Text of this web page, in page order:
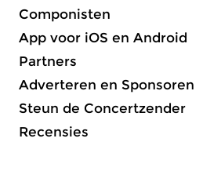
Componisten
App voor iOS en Android
Partners
Adverteren en Sponsoren
Steun de Concertzender
Recensies